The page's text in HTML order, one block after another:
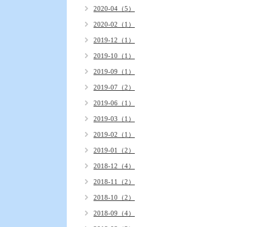
2020-04（5）
2020-02（1）
2019-12（1）
2019-10（1）
2019-09（1）
2019-07（2）
2019-06（1）
2019-03（1）
2019-02（1）
2019-01（2）
2018-12（4）
2018-11（2）
2018-10（2）
2018-09（4）